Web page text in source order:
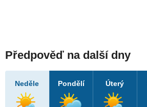
Předpověď na další dny
Neděle Pondělí Úterý